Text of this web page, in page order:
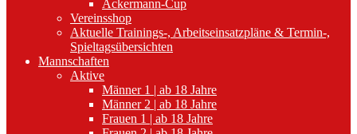
Ackermann-Cup
Vereinsshop
Aktuelle Trainings-, Arbeitseinsatzpläne & Termin-,
Spieltagsübersichten
Mannschaften
Aktive
Männer 1 | ab 18 Jahre
Männer 2 | ab 18 Jahre
Frauen 1 | ab 18 Jahre